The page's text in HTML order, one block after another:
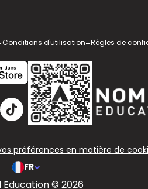
Conditions d'utilisation-Règles de
préférences en matière de
FR
Education © 2026